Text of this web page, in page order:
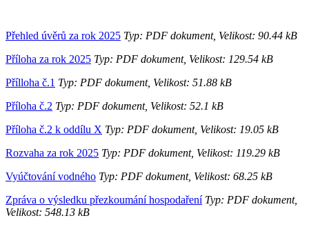
Přehled úvěrů za rok 2025 Typ: PDF dokument, Velikost: 90.44 kB
Příloha za rok 2025 Typ: PDF dokument, Velikost: 129.54 kB
Přílloha č.1 Typ: PDF dokument, Velikost: 51.88 kB
Příloha č.2 Typ: PDF dokument, Velikost: 52.1 kB
Příloha č.2 k oddílu X Typ: PDF dokument, Velikost: 19.05 kB
Rozvaha za rok 2025 Typ: PDF dokument, Velikost: 119.29 kB
Vyúčtování vodného Typ: PDF dokument, Velikost: 68.25 kB
Zpráva o výsledku přezkoumání hospodařeníTyp: PDF dokument,
Velikost: 548.13 kB